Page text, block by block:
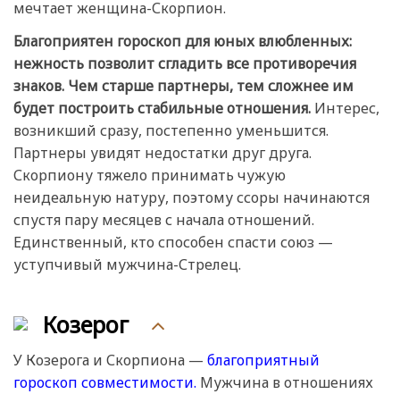
мечтает женщина-Скорпион.
Благоприятен гороскоп для юных влюбленных:
нежность позволит сгладить все противоречия
знаков. Чем старше партнеры, тем сложнее им
будет построить стабильные отношения. Интерес,
возникший сразу, постепенно уменьшится.
Партнеры увидят недостатки друг друга.
Скорпиону тяжело принимать чужую
неидеальную натуру, поэтому ссоры начинаются
спустя пару месяцев с начала отношений.
Единственный, кто способен спасти союз —
уступчивый мужчина-Стрелец.
Козерог
У Козерога и Скорпиона — благоприятный
гороскоп совместимости. Мужчина в отношениях